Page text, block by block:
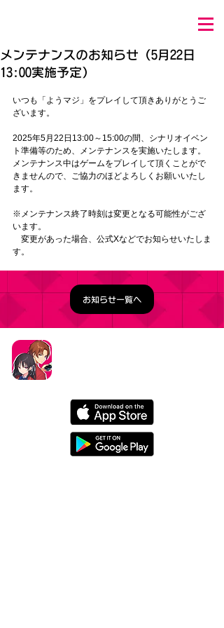
メンテナンスのお知らせ（5月22日
13:00実施予定）
いつも「ようマジ」をプレイして頂きありがとうご
ざいます。
2025年5月22日13:00～15:00の間、 シナリオイベン
ト準備等のため、メンテナンスを実施いたします。
メンテナンス中はゲームをプレイして頂くことがで
きませんので、ご協力のほどよろしくお願いいたし
ます。
※メンテナンス終了時刻は変更となる可能性がござ
います。
変更があった場合、公式Xなどでお知らせいたしま
す。
お知らせ一覧へ